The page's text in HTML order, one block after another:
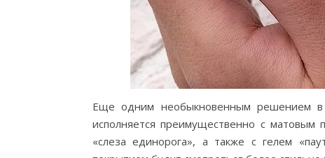
Еще одним необыкновенным решением в
исполняется преимущественно с
«слеза единорога», а также с гелем